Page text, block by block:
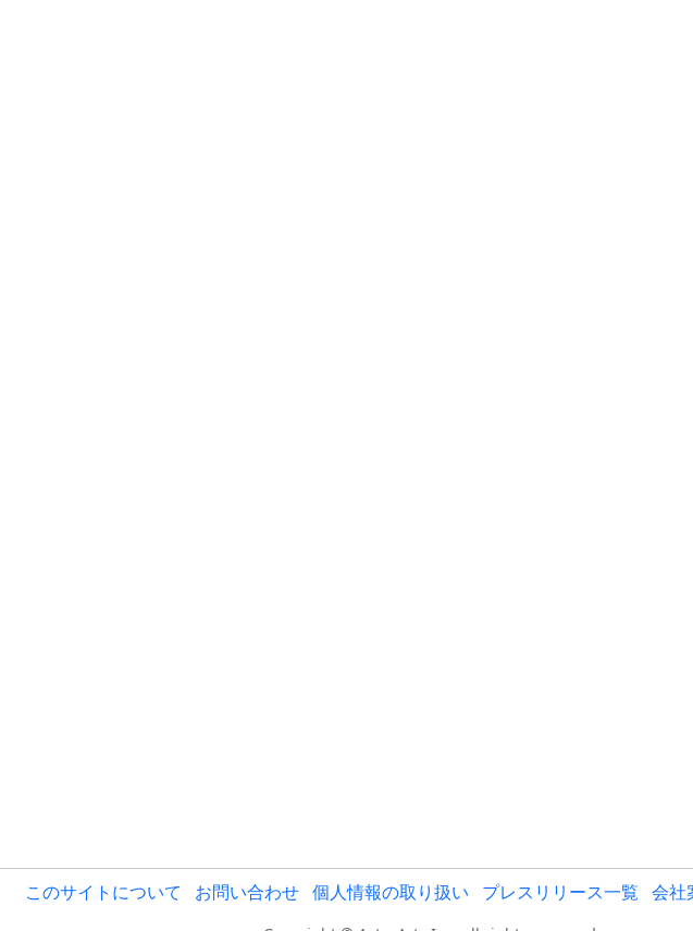
このサイトについて お問い合わせ 個人情報の取り扱い プレスリリース一覧 会社